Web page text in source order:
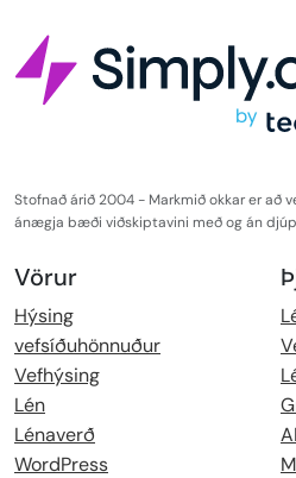
Stofnað árið 2004 - Markmið okkar er að
ánægja bæði viðskiptavini með og án
Vörur
Hýsing
vefsíðuhönnuður
Vefhýsing
Lén
Lénaverð
WordPress